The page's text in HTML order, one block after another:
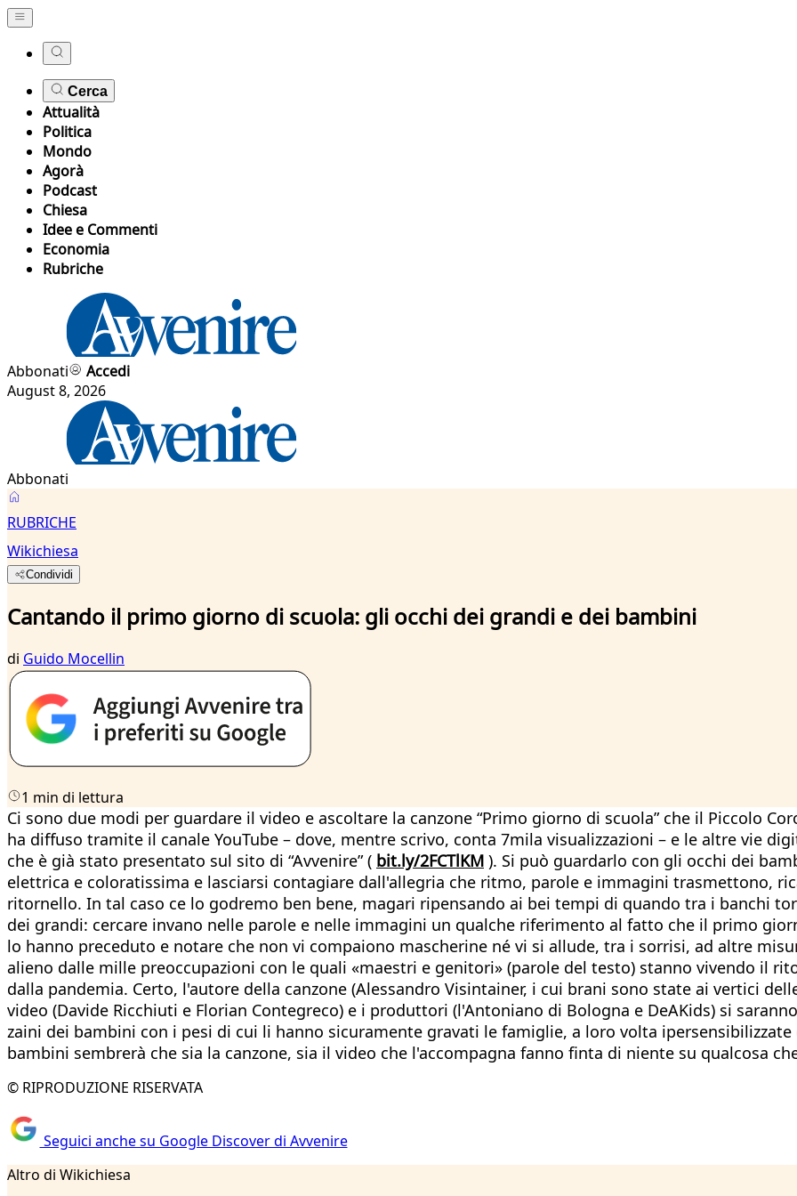
Cerca
Attualità
Politica
Mondo
Agorà
Podcast
Chiesa
Idee e Commenti
Economia
Rubriche
Abbonati
Accedi
August 8, 2026
Abbonati
RUBRICHE
Wikichiesa
Condividi
Cantando il primo giorno di scuola: gli occhi dei grandi e dei bambini
di Guido Mocellin
1 min di lettura
Ci sono due modi per guardare il video e ascoltare la canzone “Primo giorno di scuola” che il Piccolo
ha diffuso tramite il canale YouTube – dove, mentre scrivo, conta 7mila visualizzazioni – e le altre vie
che è già stato presentato sul sito di “Avvenire” ( bit.ly/2FCTlKM ). Si può guardarlo con gli occhi dei
elettrica e coloratissima e lasciarsi contagiare dall'allegria che ritmo, parole e immagini trasmettono,
ritornello. In tal caso ce lo godremo ben bene, magari ripensando ai bei tempi di quando tra i banchi
dei grandi: cercare invano nelle parole e nelle immagini un qualche riferimento al fatto che il primo
lo hanno preceduto e notare che non vi compaiono mascherine né vi si allude, tra i sorrisi, ad altre
alieno dalle mille preoccupazioni con le quali «maestri e genitori» (parole del testo) stanno vivendo il
dalla pandemia. Certo, l'autore della canzone (Alessandro Visintainer, i cui brani sono state ai vertici
video (Davide Ricchiuti e Florian Contegreco) e i produttori (l'Antoniano di Bologna e DeAKids) si
zaini dei bambini con i pesi di cui li hanno sicuramente gravati le famiglie, a loro volta
bambini sembrerà che sia la canzone, sia il video che l'accompagna fanno finta di niente su qualcosa
© RIPRODUZIONE RISERVATA
Seguici anche su Google Discover di Avvenire
Altro di Wikichiesa